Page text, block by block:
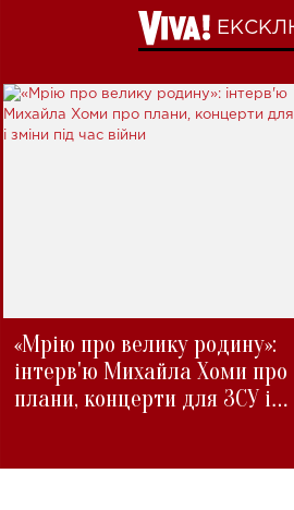
«Мрію про велику родину»:
інтерв'ю Михайла Хоми про
плани, концерти для ЗСУ і